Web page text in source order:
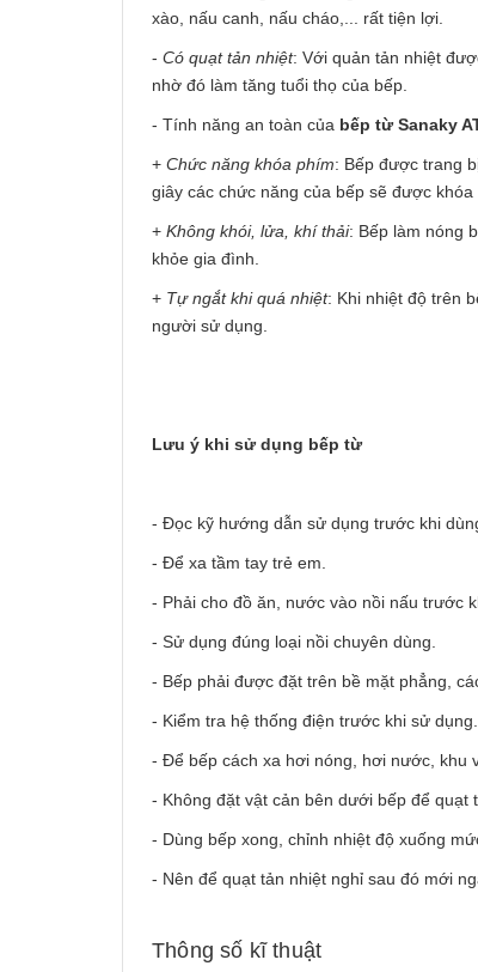
xào, nấu canh, nấu cháo,... rất tiện lợi.
- Có quạt tản nhiệt: Với quản tản nhiệt
nhờ đó làm tăng tuổi thọ của bếp.
- Tính năng an toàn của bếp từ Sanaky
+ Chức năng khóa phím: Bếp được trang
giây các chức năng của bếp sẽ được
+ Không khói, lửa, khí thải: Bếp làm nóng
khỏe gia đình.
+ Tự ngắt khi quá nhiệt: Khi nhiệt độ trên
người sử dụng.
Lưu ý khi sử dụng bếp từ
- Đọc kỹ hướng dẫn sử dụng trước khi
- Để xa tầm tay trẻ em.
- Phải cho đồ ăn, nước vào nồi nấu trước
- Sử dụng đúng loại nồi chuyên dùng.
- Bếp phải được đặt trên bề mặt phẳng,
- Kiểm tra hệ thống điện trước khi sử dụng.
- Để bếp cách xa hơi nóng, hơi nước, khu
- Không đặt vật cản bên dưới bếp để quạt
- Dùng bếp xong, chỉnh nhiệt độ xuống
- Nên để quạt tản nhiệt nghỉ sau đó mới
Thông số kĩ thuật